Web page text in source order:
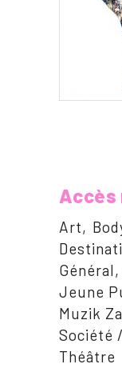
Accès
Art
Général
Jeune
Muzik
Société
Théâtre